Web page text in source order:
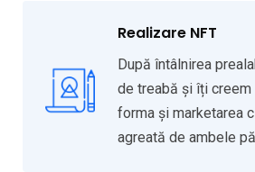
Realizare NFT
După întâlnirea
de treabă și îți creem
forma și marketarea
agreată de ambele